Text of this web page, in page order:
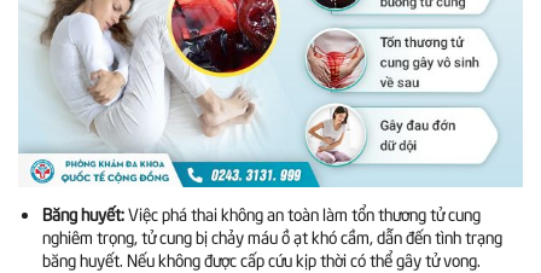
Băng huyết:Việc phá thai không an toàn làm tổn thương tử cung
nghiêm trọng, tử cung bị chảy máu ồ ạt khó cầm, dẫn đến tình trạng
băng huyết. Nếu không được cấp cứu kịp thời có thể gây tử vong.